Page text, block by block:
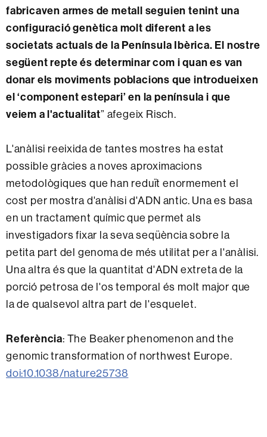
fabricaven armes de metall seguien tenint una
configuració genètica molt diferent a les
societats actuals de la Península Ibèrica. El nostre
següent repte és determinar com i quan es van
donar els moviments poblacions que introdueixen
el ‘component estepari’ en la península i que
veiem a l'actualitat” afegeix Risch.
L'anàlisi reeixida de tantes mostres ha estat
possible gràcies a noves aproximacions
metodològiques que han reduït enormement el
cost per mostra d'anàlisi d'ADN antic. Una es basa
en un tractament químic que permet als
investigadors fixar la seva seqüència sobre la
petita part del genoma de més utilitat per a l'anàlisi.
Una altra és que la quantitat d'ADN extreta de la
porció petrosa de l'os temporal és molt major que
la de qualsevol altra part de l'esquelet.
Referència: The Beaker phenomenon and the
genomic transformation of northwest Europe.
doi:10.1038/nature25738